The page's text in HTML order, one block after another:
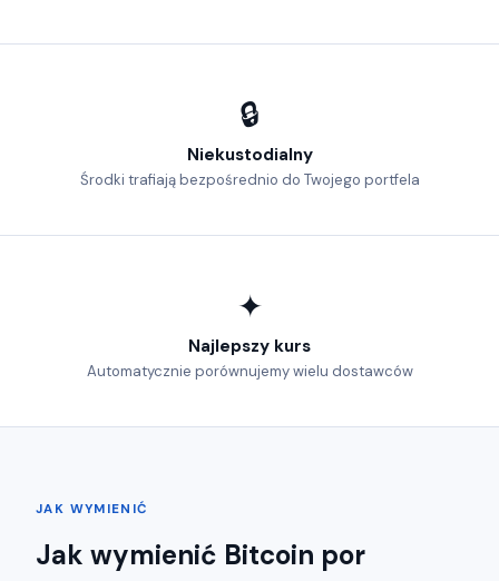
🔒
Niekustodialny
Środki trafiają bezpośrednio do Twojego portfela
✦
Najlepszy kurs
Automatycznie porównujemy wielu dostawców
JAK WYMIENIĆ
Jak wymienić Bitcoin por